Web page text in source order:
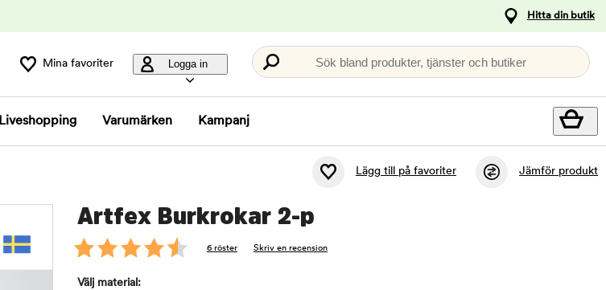
Hitta din butik
Mina favoriter Logga in Sök bland produkter, tjänster och butiker
Liveshopping Varumärken Kampanj
Lägg till på favoriter Jämför produkt
Artfex Burkrokar 2-p
6 röster Skriv en recension
Välj material: